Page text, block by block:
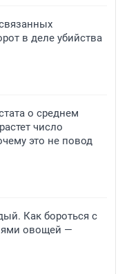
в деле убийства
о среднем
число
это не повод
Как бороться с
овощей —